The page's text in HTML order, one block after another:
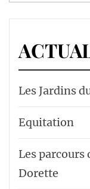
Les Jardins
Equitation
Les parcours
Dorette